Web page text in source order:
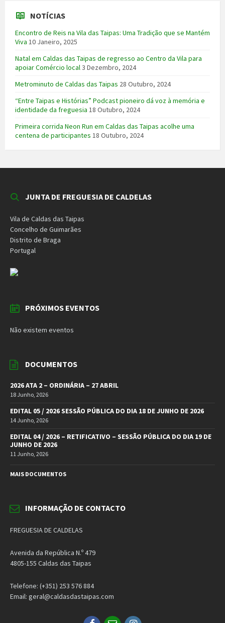
NOTÍCIAS
Encontro de Reis na Vila das Taipas: Uma Tradição que se Mantém
Viva 10 Janeiro, 2025
Natal em Caldas das Taipas de regresso ao Centro da Vila para
apoiar Comércio local3 Dezembro, 2024
Metrominuto de Caldas das Taipas 28 Outubro, 2024
“Entre Taipas e Histórias” Podcast pioneiro dá voz à memória e
identidade da freguesia 18 Outubro, 2024
Primeira corrida Neon Run em Caldas das Taipas acolhe uma
centena de participantes 18 Outubro, 2024
JUNTA DE FREGUESIA DE CALDELAS
Vila de Caldas das Taipas
Concelho de Guimarães
Distrito de Braga
Portugal
PRÓXIMOS EVENTOS
Não existem eventos
DOCUMENTOS
2026 ATA 2 – ORDINÁRIA – 27 ABRIL
18 Junho, 2026
EDITAL 05 / 2026 SESSÃO PÚBLICA DO DIA 18 DE JUNHO DE 2026
14 Junho, 2026
EDITAL 04 / 2026 – RETIFICATIVO – SESSÃO PÚBLICA DO DIA 19 DE
JUNHO DE 2026
11 Junho, 2026
MAIS DOCUMENTOS
INFORMAÇÃO DE CONTACTO
FREGUESIA DE CALDELAS
Avenida da República N.º 479
4805-155 Caldas das Taipas
Telefone: (+351) 253 576 884
Email: geral@caldasdastaipas.com
Facebook
EmailInstagram